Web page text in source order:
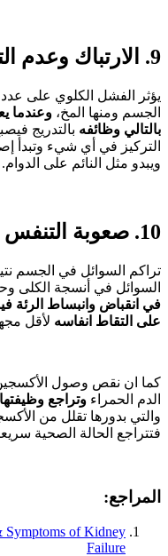
9. الارتباك وعدم التركيز
يؤثر الفشل الكلوي على عدد
الجسم ومنها المخ، وعندما
بالتالي وظائفه بالتدريج
التركيز في أي شيء وتبدأ
ويبدو مثل النائم على الدوام.
10. صعوبة التنفس
تراكم السوائل في الجسم
السوائل في أنسجة الكلى
في انقباض وانبساط الرئة
على التقاط انفاسه لأقل
كما ان نقص وصول
الدم الحمراء وتراجع
والتي بدورها تقلل من
فتتراجع الحالة الصحية
المراجع:
Symptoms of Kidney
Failure